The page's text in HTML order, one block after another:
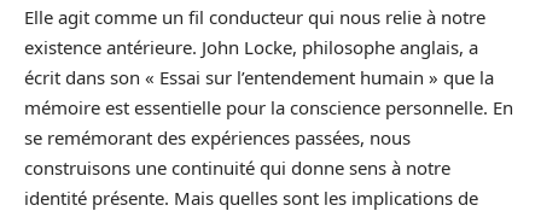
Elle agit comme un fil conducteur qui nous relie à notre
existence antérieure. John Locke, philosophe anglais, a
écrit dans son « Essai sur l’entendement humain » que la
mémoire est essentielle pour la conscience personnelle. En
se remémorant des expériences passées, nous
construisons une continuité qui donne sens à notre
identité présente. Mais quelles sont les implications de